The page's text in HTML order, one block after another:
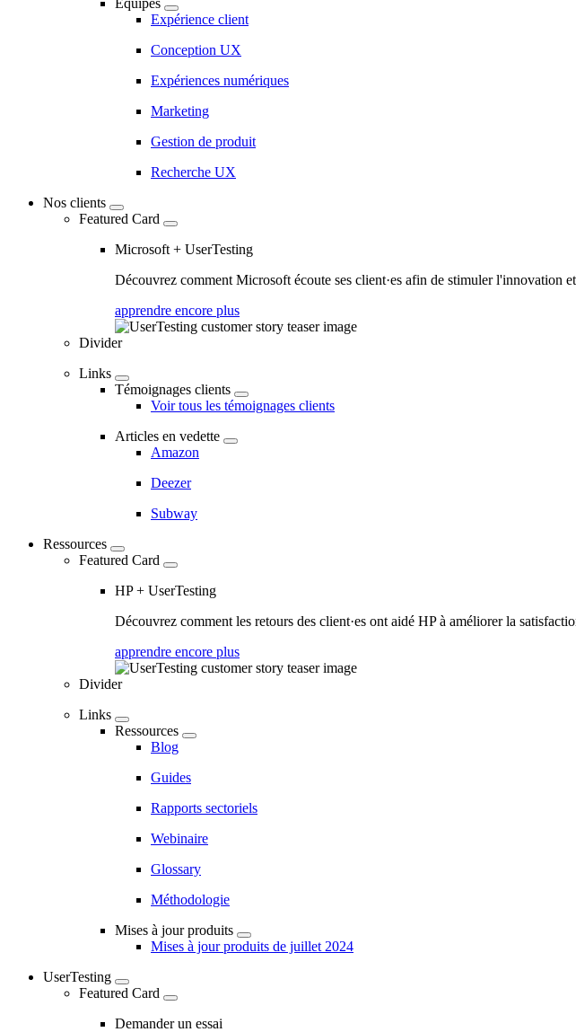
Équipes
Expérience client
Conception UX
Expériences numériques
Marketing
Gestion de produit
Recherche UX
Nos clients
Featured Card
Microsoft + UserTesting
Découvrez comment Microsoft écoute ses client·es afin de stimuler l'innovation
apprendre encore plus
Divider
Links
Témoignages clients
Voir tous les témoignages clients
Articles en vedette
Amazon
Deezer
Subway
Ressources
Featured Card
HP + UserTesting
Découvrez comment les retours des client·es ont aidé HP à améliorer la
apprendre encore plus
Divider
Links
Ressources
Blog
Guides
Rapports sectoriels
Webinaire
Glossary
Méthodologie
Mises à jour produits
Mises à jour produits de juillet 2024
UserTesting
Featured Card
Demander un essai